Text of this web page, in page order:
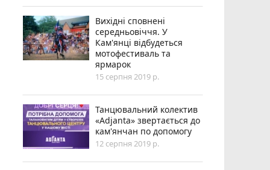
Вихідні сповнені
середньовіччя. У
Кам'янці відбудеться
мотофестиваль та
ярмарок
15 серпня 2019 р.
Танцювальний колектив
«Adjanta» звертається до
кам'янчан по допомогу
12 серпня 2019 р.